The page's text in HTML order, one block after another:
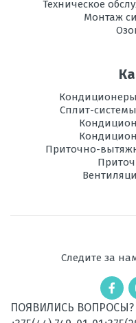
Техническое
Монтаж
Сплит-
Приточно-
Следите за
ПОЯВИЛИСЬ ВОПРОСЫ?